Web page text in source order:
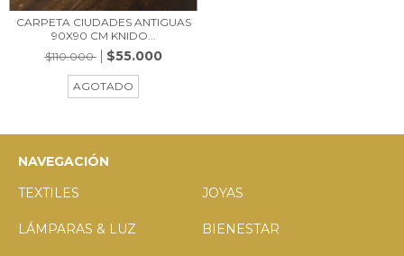
CARPETA CIUDADES ANTIGUAS
90X90 CM KNIDO...
$110.000
$55.000
AGOTADO
NAVEGACIÓN
TEXTILES
JOYAS
LÁMPARAS & LUZ BIENESTAR